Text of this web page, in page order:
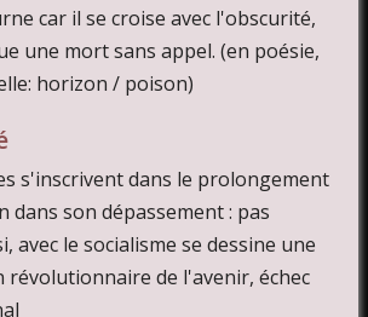
car il se croise avec l'obscurité,
une mort sans appel. (en poésie,
horizon / poison)
s'inscrivent dans le prolongement
dans son dépassement : pas
avec le socialisme se dessine une
de l'avenir, échec